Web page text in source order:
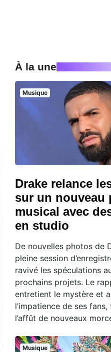
À la une
Musique
Drake relance
sur un nouveau
musical avec
en studio
De nouvelles photos de
pleine session
ravivé les spéculations
prochains projets. Le
entretient le mystère et
l’impatience de ses
l’affût de nouveaux
Musique